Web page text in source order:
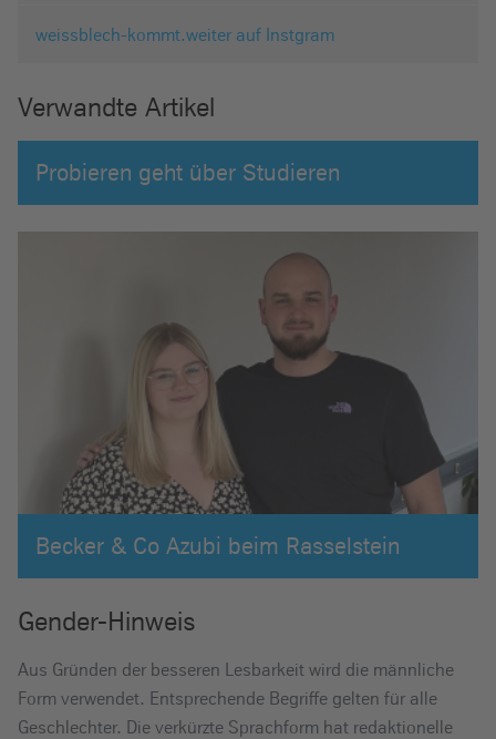
weissblech-kommt.weiter auf Instgram
Verwandte Artikel
Probieren geht über Studieren
Becker & Co Azubi beim Rasselstein
Gender-Hinweis
Aus Gründen der besseren Lesbarkeit wird die männliche
Form verwendet. Entsprechende Begriffe gelten für alle
Geschlechter. Die verkürzte Sprachform hat redaktionelle